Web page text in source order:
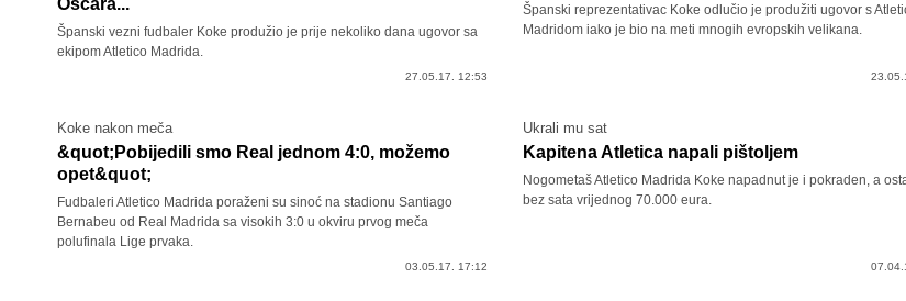
Oscara...
Španski vezni fudbaler Koke produžio je prije nekoliko dana ugovor sa
ekipom Atletico Madrida.
27.05.17. 12:53
Španski reprezentativac Koke odlučio je produžiti ugovor s
Madridom iako je bio na meti mnogih evropskih velikana.
Koke nakon meča
&quot;Pobijedili smo Real jednom 4:0, možemo
opet&quot;
Fudbaleri Atletico Madrida poraženi su sinoć na stadionu Santiago
Bernabeu od Real Madrida sa visokih 3:0 u okviru prvog meča
polufinala Lige prvaka.
03.05.17. 17:12
Ukrali mu sat
Kapitena Atletica napali pištoljem
Nogometaš Atletico Madrida Koke napadnut je i pokraden, a
bez sata vrijednog 70.000 eura.